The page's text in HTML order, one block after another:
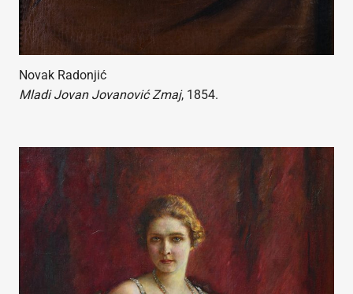
Novak Radonjić
Mladi Jovan Jovanović Zmaj, 1854.